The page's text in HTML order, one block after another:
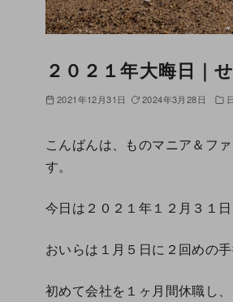
２０２１年大晦日｜
2021年12月31日 2024年3月28日
こんばんは、ものマニア＆フ
す。
今日は２０２１年１２月３１
おいらは１月５日に２回めの
初めて会社を１ヶ月間休職し